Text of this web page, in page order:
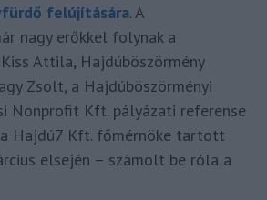
felújítására. A
nagy erőkkel folynak a
Attila, Hajdúböszörmény
Zsolt, a Hajdúböszörményi
Nonprofit Kft. pályázati referense
a Hajdú7 Kft. főmérnöke tartott
elsején – számolt be róla a